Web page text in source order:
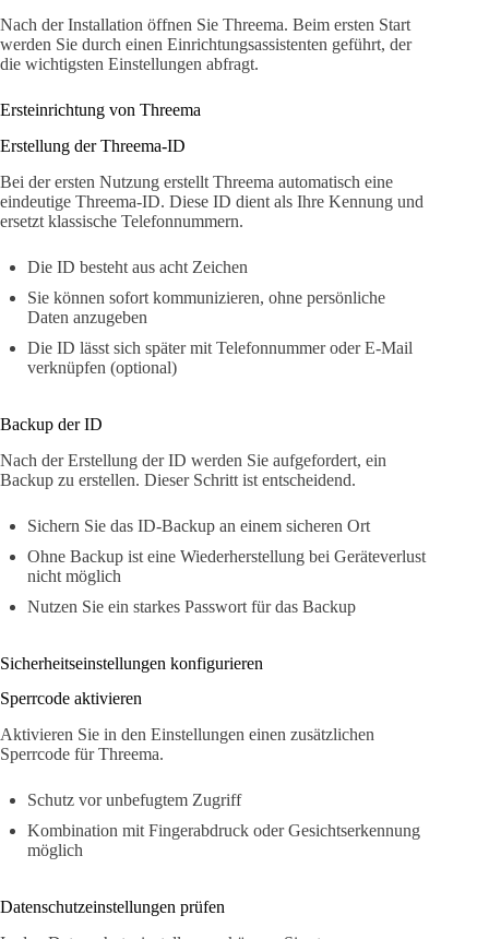
Nach der Installation öffnen Sie Threema. Beim ersten Start
werden Sie durch einen Einrichtungsassistenten geführt, der
die wichtigsten Einstellungen abfragt.
Ersteinrichtung von Threema
Erstellung der Threema-ID
Bei der ersten Nutzung erstellt Threema automatisch eine
eindeutige Threema-ID. Diese ID dient als Ihre Kennung und
ersetzt klassische Telefonnummern.
Die ID besteht aus acht Zeichen
Sie können sofort kommunizieren, ohne persönliche
Daten anzugeben
Die ID lässt sich später mit Telefonnummer oder E-Mail
verknüpfen (optional)
Backup der ID
Nach der Erstellung der ID werden Sie aufgefordert, ein
Backup zu erstellen. Dieser Schritt ist entscheidend.
Sichern Sie das ID-Backup an einem sicheren Ort
Ohne Backup ist eine Wiederherstellung bei Geräteverlust
nicht möglich
Nutzen Sie ein starkes Passwort für das Backup
Sicherheitseinstellungen konfigurieren
Sperrcode aktivieren
Aktivieren Sie in den Einstellungen einen zusätzlichen
Sperrcode für Threema.
Schutz vor unbefugtem Zugriff
Kombination mit Fingerabdruck oder Gesichtserkennung
möglich
Datenschutzeinstellungen prüfen